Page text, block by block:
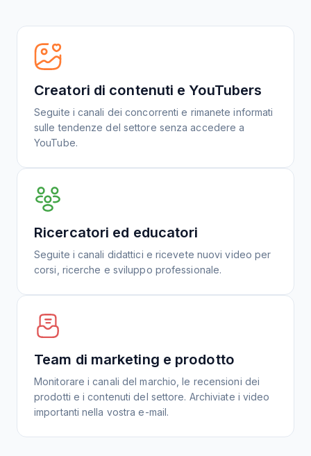
Creatori di contenuti e YouTubers
Seguite i canali dei concorrenti e rimanete informati
sulle tendenze del settore senza accedere a
YouTube.
Ricercatori ed educatori
Seguite i canali didattici e ricevete nuovi video per
corsi, ricerche e sviluppo professionale.
Team di marketing e prodotto
Monitorare i canali del marchio, le recensioni dei
prodotti e i contenuti del settore. Archiviate i video
importanti nella vostra e-mail.